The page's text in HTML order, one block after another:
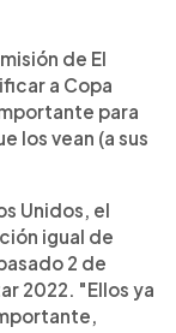
de El
a Copa
para
los vean (a sus
Unidos, el
igual de
2 de
2022. "Ellos ya